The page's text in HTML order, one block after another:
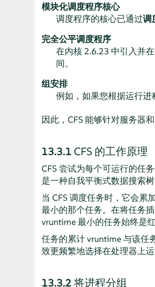
模块化调度程序核心
调度程序的核心已通过调
完全公平调度程序
在内核 2.6.23 中引入并
间。
组安排
例如，如果您根据运行进
因此，CFS 能够针对服务器和
13.3.1 CFS 的工作原理
CFS 尝试为每个可运行的任
是一种自我平衡式数据搜索
当 CFS 调度任务时，它会累
最小的那个任务。在将任务插
vruntime 最小的任务始终是
任务的累计 vruntime 与该任
致更频繁地选择在处理器上运
13.3.2 将进程分组